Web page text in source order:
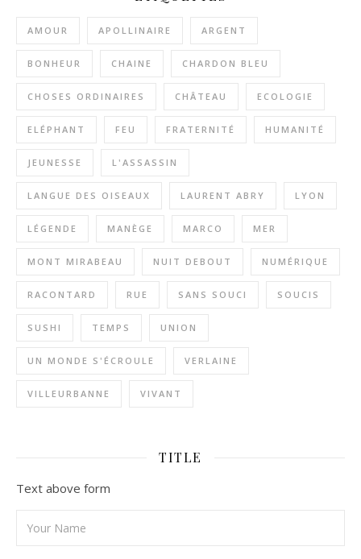
AMOUR APOLLINAIRE ARGENT
BONHEUR CHAINE CHARDON BLEU
CHOSES ORDINAIRES CHÂTEAU ECOLOGIE
ELÉPHANT FEU FRATERNITÉ HUMANITÉ
JEUNESSE L'ASSASSIN
LANGUE DES OISEAUX LAURENT ABRY LYON
LÉGENDE MANÈGE MARCO MER
MONT MIRABEAU NUIT DEBOUT NUMÉRIQUE
RACONTARD RUE SANS SOUCI SOUCIS
SUSHI TEMPS UNION
UN MONDE S'ÉCROULE VERLAINE
VILLEURBANNE VIVANT
TITLE
Text above form